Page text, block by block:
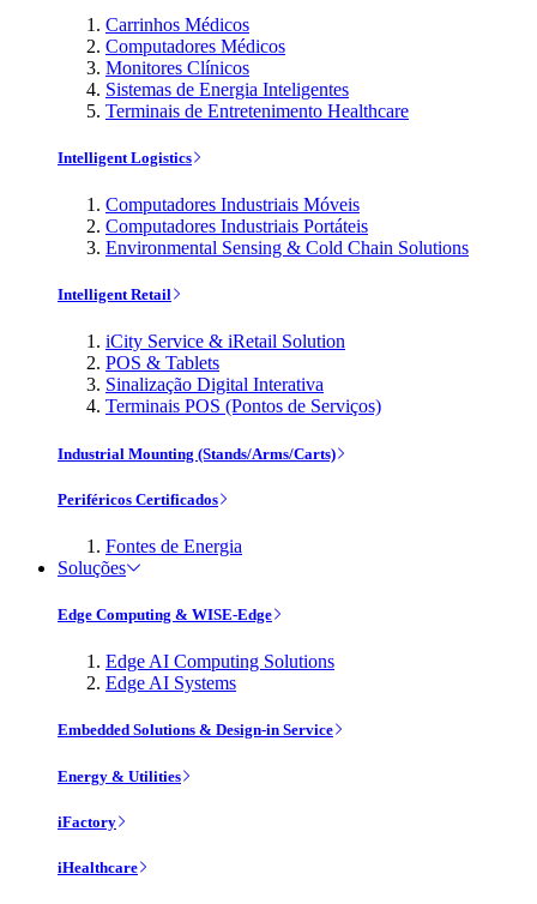
Carrinhos Médicos
Computadores Médicos
Monitores Clínicos
Sistemas de Energia Inteligentes
Terminais de Entretenimento Healthcare
Intelligent Logistics
Computadores Industriais Móveis
Computadores Industriais Portáteis
Environmental Sensing & Cold Chain Solutions
Intelligent Retail
iCity Service & iRetail Solution
POS & Tablets
Sinalização Digital Interativa
Terminais POS (Pontos de Serviços)
Industrial Mounting (Stands/Arms/Carts)
Periféricos Certificados
Fontes de Energia
Soluções
Edge Computing & WISE-Edge
Edge AI Computing Solutions
Edge AI Systems
Embedded Solutions & Design-in Service
Energy & Utilities
iFactory
iHealthcare